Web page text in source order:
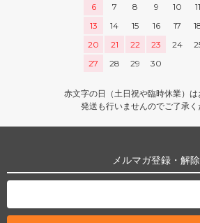
6
7 8 9 10 11
13
14 15 16 17
20
21 22 23 24
27
28 29 30
赤文字の日（土日祝や臨時休業）は
発送も行いませんのでご了承く
メルマガ登録・解除